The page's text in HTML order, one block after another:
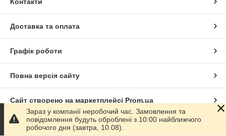
Контакти
Доставка та оплата
Графік роботи
Повна версія сайту
Сайт створено на маркетплейсі Prom.ua
Політика конфіденційності
Зараз у компанії неробочий час. Замовлення та
повідомлення будуть оброблені з 10:00 найближчого
робочого дня (завтра, 10.08).